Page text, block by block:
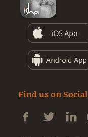
Find us on